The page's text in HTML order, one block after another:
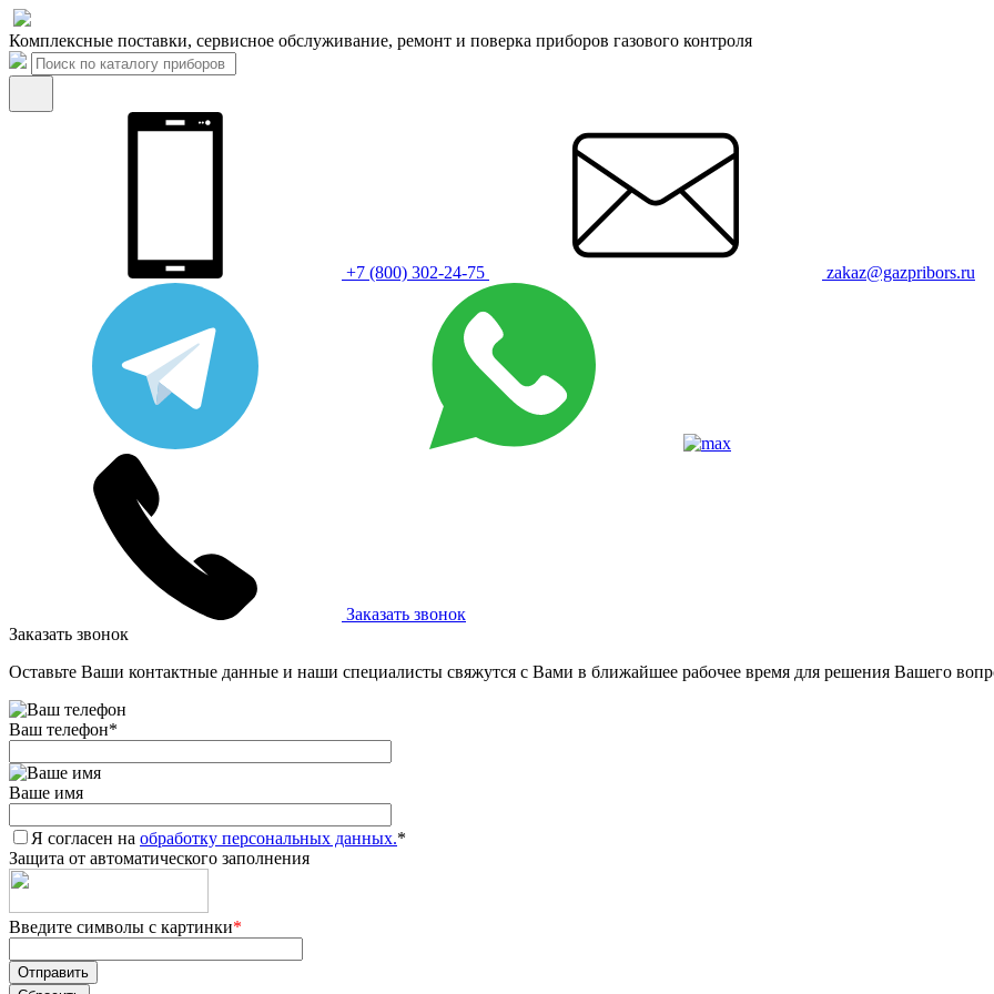
Комплексные поставки, сервисное обслуживание, ремонт и поверка приборов газового контроля
+7 (800) 302-24-75 zakaz@gazpribors.ru
Заказать звонок
Заказать звонок
Оставьте Ваши контактные данные и наши специалисты свяжутся с Вами в ближайшее рабочее время для решения Вашего
Ваш телефон*
Ваше имя
Я согласен на обработку персональных данных.*
Защита от автоматического заполнения
Введите символы с картинки*